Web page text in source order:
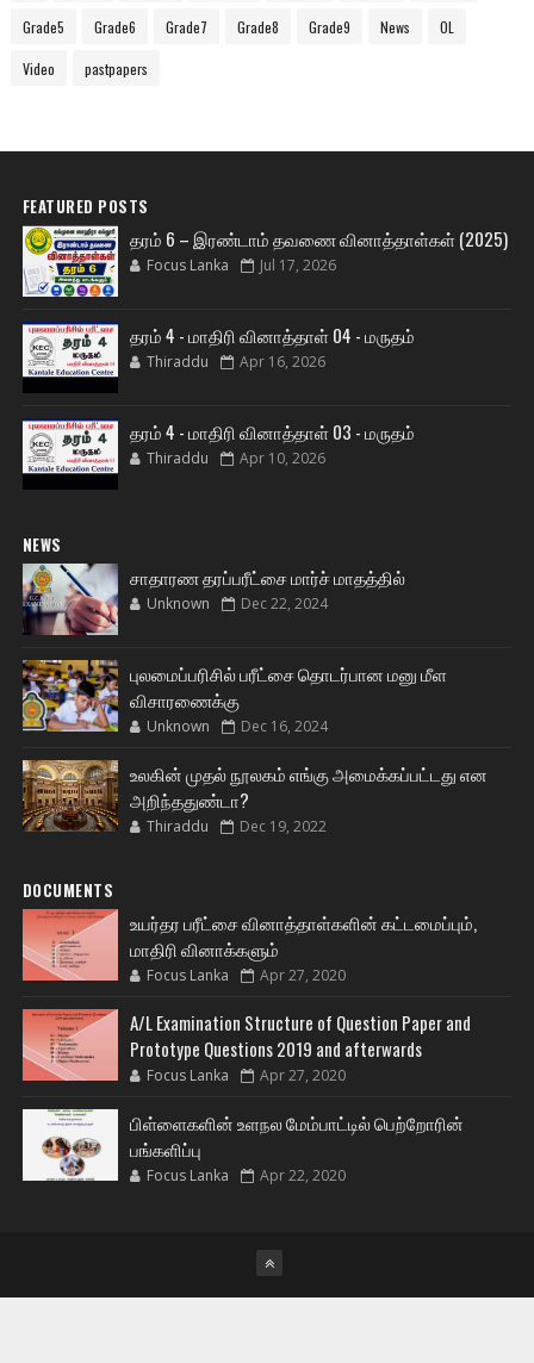
Grade5 Grade6 Grade7 Grade8 Grade9 News OL
Video pastpapers
FEATURED POSTS
தரம் 6 – இரண்டாம் தவணை வினாத்தாள்கள் (2025)
Focus Lanka Jul 17, 2026
தரம் 4 - மாதிரி வினாத்தாள் 04 - மருதம்
Thiraddu Apr 16, 2026
தரம் 4 - மாதிரி வினாத்தாள் 03 - மருதம்
Thiraddu Apr 10, 2026
NEWS
சாதாரண தரப்பரீட்சை மார்ச் மாதத்தில்
Unknown Dec 22, 2024
புலமைப்பரிசில் பரீட்சை தொடர்பான மனு மீள
விசாரணைக்கு
Unknown Dec 16, 2024
உலகின் முதல் நூலகம் எங்கு அமைக்கப்பட்டது என
அறிந்ததுண்டா?
Thiraddu Dec 19, 2022
DOCUMENTS
உயர்தர பரீட்சை வினாத்தாள்களின் கட்டமைப்பும்,
மாதிரி வினாக்களும்
Focus Lanka Apr 27, 2020
A/L Examination Structure of Question Paper and
Prototype Questions 2019 and afterwards
Focus Lanka Apr 27, 2020
பிள்ளைகளின் உளநல மேம்பாட்டில் பெற்றோரின்
பங்களிப்பு
Focus Lanka Apr 22, 2020